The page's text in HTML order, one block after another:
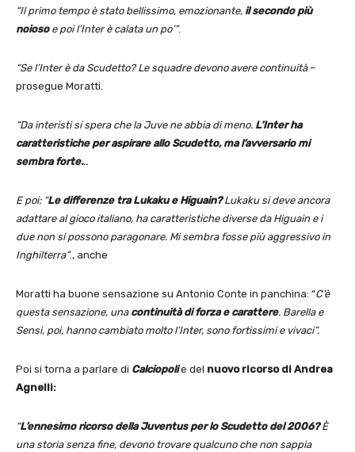
“Il primo tempo è stato bellissimo, emozionante, il secondo più
noiosoe poi l’Inter è calata un po’”.
“Se l’Inter è da Scudetto? Le squadre devono avere continuità–
prosegue Moratti.
“Da interisti si spera che la Juve ne abbia di meno. L’Inter ha
caratteristiche per aspirare allo Scudetto, ma l’avversario mi
sembra forte...
E poi: “Le differenze tra Lukaku e Higuain?Lukaku si deve ancora
adattare al gioco italiano, ha caratteristiche diverse da Higuain e i
due non si possono paragonare. Mi sembra fosse più aggressivo in
Inghilterra”., anche
Moratti ha buone sensazione su Antonio Conte in panchina: “C’è
questa sensazione, una continuità di forza e carattere. Barella e
Sensi, poi, hanno cambiato molto l’Inter, sono fortissimi e vivaci”.
Poi si torna a parlare di Calciopoli e del nuovo ricorso di Andrea
Agnelli:
“L’ennesimo ricorso della Juventus per lo Scudetto del 2006?È
una storia senza fine, devono trovare qualcuno che non sappia